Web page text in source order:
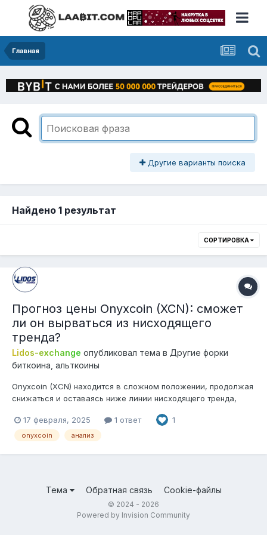
Главная
Другие варианты поиска
Найдено 1 результат
СОРТИРОВКА
Прогноз цены Onyxcoin (XCN): сможет
ли он вырваться из нисходящего
тренда?
Lidos-exchange опубликовал тема в Другие форки
биткоина, альткоины
Onyxcoin (XCN) находится в сложном положении, продолжая
снижаться и оставаясь ниже линии нисходящего тренда,
статьи XCN торгуется на уровне $0,0218, все еще находясь
ниже ключевого уровня сопротивления $0,0237. Сможет ли
17 февраля, 2025 1 ответ 1
onyxcoin анализ
Тема Обратная связь Cookie-файлы
© 2024 - 2026
Powered by Invision Community